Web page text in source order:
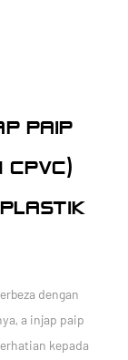
PAIP
CPVC)
dengan
a injap paip
kepada